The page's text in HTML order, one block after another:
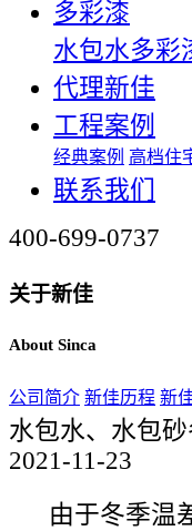
多彩漆
水包水多彩
代理新佳
工程案例
经典案例 高档住
联系我们
400-699-0737
关于新佳
About Sinca
公司简介 新佳历程 新
水包水、水包
2021-11-23
由于冬季温差